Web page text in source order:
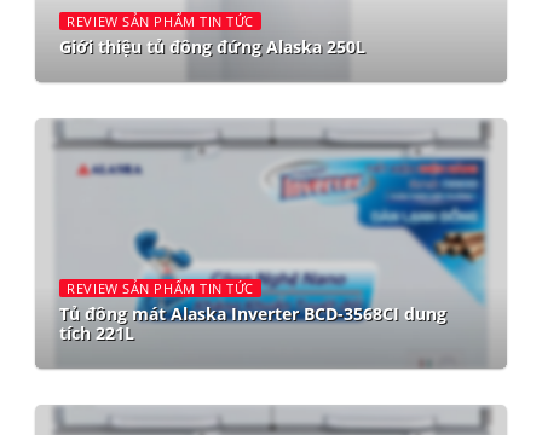
REVIEW SẢN PHẨM TIN TỨC
Giới thiệu tủ đông đứng Alaska 250L
REVIEW SẢN PHẨM TIN TỨC
Tủ đông mát Alaska Inverter BCD-3568CI dung
tích 221L